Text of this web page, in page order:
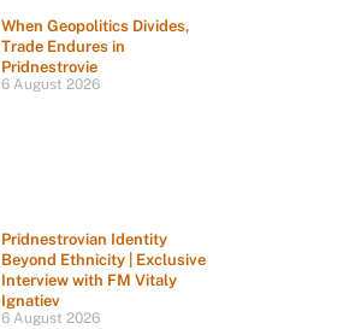
When Geopolitics Divides,
Trade Endures in
Pridnestrovie
6 August 2026
Pridnestrovian Identity
Beyond Ethnicity | Exclusive
Interview with FM Vitaly
Ignatiev
6 August 2026